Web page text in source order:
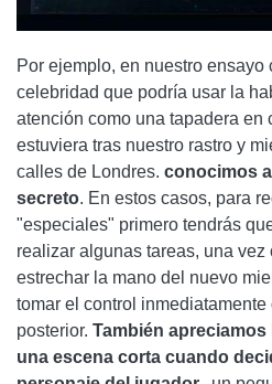
Por ejemplo, en nuestro ensayo
celebridad que podría usar la
atención como una tapadera en
estuviera tras nuestro rastro y
calles de Londres. conocimos
secreto. En estos casos, para
"especiales" primero tendrás
realizar algunas tareas, una
estrechar la mano del nuevo
tomar el control inmediatamente
posterior. También
una escena corta cuando